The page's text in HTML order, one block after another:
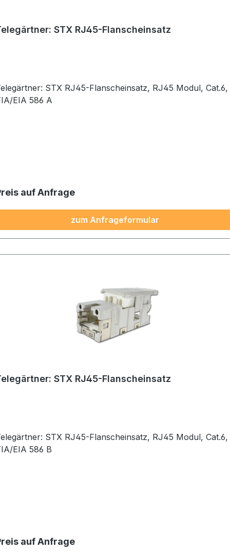
STX RJ45-Flanscheinsatz
STX RJ45-Flanscheinsatz, RJ45 Modul, Cat.6,
EIA 586 A
auf Anfrage
zum Anfrageformular
STX RJ45-Flanscheinsatz
STX RJ45-Flanscheinsatz, RJ45 Modul, Cat.6,
EIA 586 B
auf Anfrage